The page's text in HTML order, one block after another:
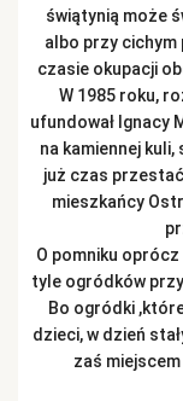
świątynią może
albo przy cichym
czasie okupacji
W 1985 roku,
ufundował Ignacy
na kamiennej
już czas
mieszkańcy
O pomniku
tyle ogródków
Bo ogródki
dzieci, w dzień
zaś